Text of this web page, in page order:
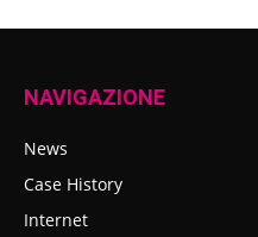
NAVIGAZIONE
News
Case History
Internet